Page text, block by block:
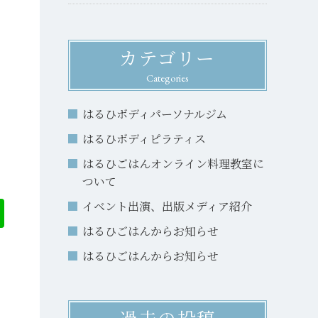
カテゴリー
Categories
はるひボディパーソナルジム
はるひボディピラティス
はるひごはんオンライン料理教室に
ついて
イベント出演、出版メディア紹介
はるひごはんからお知らせ
はるひごはんからお知らせ